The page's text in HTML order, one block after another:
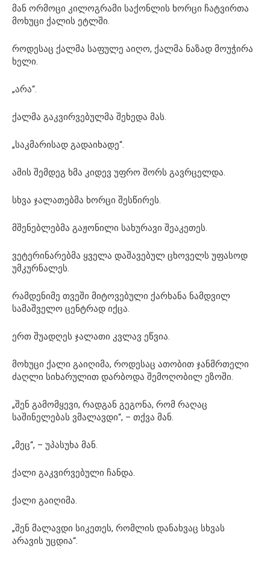
მან ორმოცი კილოგრამი საქონლის ხორცი ჩატვირთა
მოხუცი ქალის ეტლში.
როდესაც ქალმა საფულე აიღო, ქალმა ნაზად მოუჭირა
ხელი.
„არა“.
ქალმა გაკვირვებულმა შეხედა მას.
„საკმარისად გადაიხადე“.
ამის შემდეგ ხმა კიდევ უფრო შორს გავრცელდა.
სხვა ჯალათებმა ხორცი შესწირეს.
მშენებლებმა გაჟონილი სახურავი შეაკეთეს.
ვეტერინარებმა ყველა დაშავებულ ცხოველს უფასოდ
უმკურნალეს.
რამდენიმე თვეში მიტოვებული ქარხანა ნამდვილ
სამაშველო ცენტრად იქცა.
ერთ შუადღეს ჯალათი კვლავ ეწვია.
მოხუცი ქალი გაიღიმა, როდესაც ათობით ჯანმრთელი
ძაღლი სიხარულით დარბოდა შემოღობილ ეზოში.
„შენ გამომყევი, რადგან გეგონა, რომ რაღაც
საშინელებას ვმალავდი“, – თქვა მან.
„მეც“, – უპასუხა მან.
ქალი გაკვირვებული ჩანდა.
ქალი გაიღიმა.
„შენ მალავდი სიკეთეს, რომლის დანახვაც სხვას
არავის უცდია“.